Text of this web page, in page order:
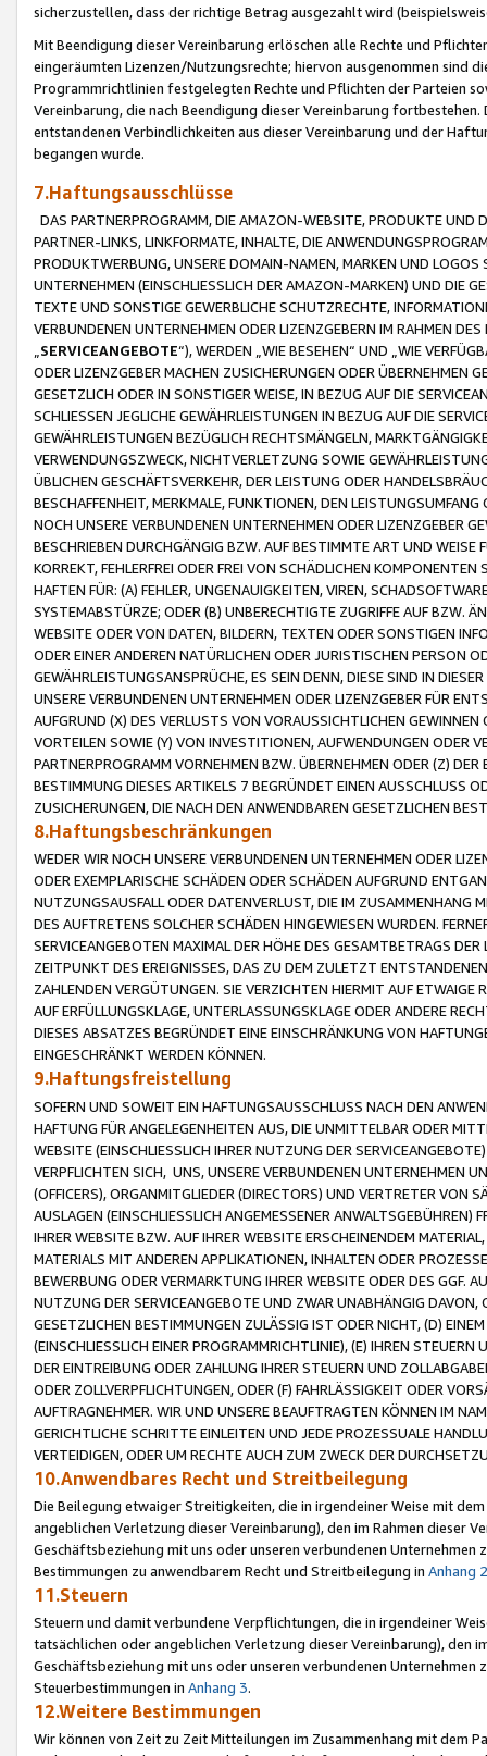
sicherzustellen, dass der richtige Betrag ausgezahlt wird
Mit Beendigung dieser Vereinbarung erlöschen alle Rechte und
eingeräumten Lizenzen/Nutzungsrechte; hiervon ausgenommen sind
Programmrichtlinien festgelegten Rechte und Pflichten der Parteien
Vereinbarung, die nach Beendigung dieser Vereinbarung
entstandenen Verbindlichkeiten aus dieser Vereinbarung und der
begangen wurde.
7.Haftungsausschlüsse
DAS PARTNERPROGRAMM, DIE AMAZON-WEBSITE, PRODUKTE UND
PARTNER-LINKS, LINKFORMATE, INHALTE, DIE
PRODUKTWERBUNG, UNSERE DOMAIN-NAMEN, MARKEN UND
UNTERNEHMEN (EINSCHLIESSLICH DER AMAZON-MARKEN) UND DIE
TEXTE UND SONSTIGE GEWERBLICHE SCHUTZRECHTE,
VERBUNDENEN UNTERNEHMEN ODER LIZENZGEBERN IM RAHMEN
SERVICEANGEBOTE“), WERDEN „WIE BESEHEN“ UND „WIE
ODER LIZENZGEBER MACHEN ZUSICHERUNGEN ODER ÜBERNEHMEN
GESETZLICH ODER IN SONSTIGER WEISE, IN BEZUG AUF DIE
SCHLIESSEN JEGLICHE GEWÄHRLEISTUNGEN IN BEZUG AUF DIE
GEWÄHRLEISTUNGEN BEZÜGLICH RECHTSMÄNGELN,
VERWENDUNGSZWECK, NICHTVERLETZUNG SOWIE
ÜBLICHEN GESCHÄFTSVERKEHR, DER LEISTUNG ODER
BESCHAFFENHEIT, MERKMALE, FUNKTIONEN, DEN
NOCH UNSERE VERBUNDENEN UNTERNEHMEN ODER LIZENZGEBER
BESCHRIEBEN DURCHGÄNGIG BZW. AUF BESTIMMTE ART UND
KORREKT, FEHLERFREI ODER FREI VON SCHÄDLICHEN
HAFTEN FÜR: (A) FEHLER, UNGENAUIGKEITEN, VIREN,
SYSTEMABSTÜRZE; ODER (B) UNBERECHTIGTE ZUGRIFFE AUF BZW.
WEBSITE ODER VON DATEN, BILDERN, TEXTEN ODER SONSTIGEN
ODER EINER ANDEREN NATÜRLICHEN ODER JURISTISCHEN PERSON
GEWÄHRLEISTUNGSANSPRÜCHE, ES SEIN DENN, DIESE SIND IN
UNSERE VERBUNDENEN UNTERNEHMEN ODER LIZENZGEBER FÜR
AUFGRUND (X) DES VERLUSTS VON VORAUSSICHTLICHEN
VORTEILEN SOWIE (Y) VON INVESTITIONEN, AUFWENDUNGEN ODER
PARTNERPROGRAMM VORNEHMEN BZW. ÜBERNEHMEN ODER (Z)
BESTIMMUNG DIESES ARTIKELS 7 BEGRÜNDET EINEN AUSSCHLUSS
ZUSICHERUNGEN, DIE NACH DEN ANWENDBAREN GESETZLICHEN
8.Haftungsbeschränkungen
WEDER WIR NOCH UNSERE VERBUNDENEN UNTERNEHMEN ODER
ODER EXEMPLARISCHE SCHÄDEN ODER SCHÄDEN AUFGRUND
NUTZUNGSAUSFALL ODER DATENVERLUST, DIE IM ZUSAMMENHANG
DES AUFTRETENS SOLCHER SCHÄDEN HINGEWIESEN WURDEN.
SERVICEANGEBOTEN MAXIMAL DER HÖHE DES GESAMTBETRAGS
ZEITPUNKT DES EREIGNISSES, DAS ZU DEM ZULETZT
ZAHLENDEN VERGÜTUNGEN. SIE VERZICHTEN HIERMIT AUF
AUF ERFÜLLUNGSKLAGE, UNTERLASSUNGSKLAGE ODER ANDERE
DIESES ABSATZES BEGRÜNDET EINE EINSCHRÄNKUNG VON
EINGESCHRÄNKT WERDEN KÖNNEN.
9.Haftungsfreistellung
SOFERN UND SOWEIT EIN HAFTUNGSAUSSCHLUSS NACH DEN
HAFTUNG FÜR ANGELEGENHEITEN AUS, DIE UNMITTELBAR ODER
WEBSITE (EINSCHLIESSLICH IHRER NUTZUNG DER
VERPFLICHTEN SICH, UNS, UNSERE VERBUNDENEN UNTERNEHMEN
(OFFICERS), ORGANMITGLIEDER (DIRECTORS) UND VERTRETER VON
AUSLAGEN (EINSCHLIESSLICH ANGEMESSENER
IHRER WEBSITE BZW. AUF IHRER WEBSITE ERSCHEINENDEM
MATERIALS MIT ANDEREN APPLIKATIONEN, INHALTEN ODER
BEWERBUNG ODER VERMARKTUNG IHRER WEBSITE ODER DES GGF.
NUTZUNG DER SERVICEANGEBOTE UND ZWAR UNABHÄNGIG
GESETZLICHEN BESTIMMUNGEN ZULÄSSIG IST ODER NICHT, (D)
(EINSCHLIESSLICH EINER PROGRAMMRICHTLINIE), (E) IHREN
DER EINTREIBUNG ODER ZAHLUNG IHRER STEUERN UND
ODER ZOLLVERPFLICHTUNGEN, ODER (F) FAHRLÄSSIGKEIT ODER
AUFTRAGNEHMER. WIR UND UNSERE BEAUFTRAGTEN KÖNNEN IM
GERICHTLICHE SCHRITTE EINLEITEN UND JEDE PROZESSUALE
VERTEIDIGEN, ODER UM RECHTE AUCH ZUM ZWECK DER
10.Anwendbares Recht und Streitbeilegung
Die Beilegung etwaiger Streitigkeiten, die in irgendeiner Weise mit
angeblichen Verletzung dieser Vereinbarung), den im Rahmen dieser
Geschäftsbeziehung mit uns oder unseren verbundenen
Bestimmungen zu anwendbarem Recht und Streitbeilegung in Anhang 2
11.Steuern
Steuern und damit verbundene Verpflichtungen, die in irgendeiner
tatsächlichen oder angeblichen Verletzung dieser Vereinbarung), den
Geschäftsbeziehung mit uns oder unseren verbundenen
Steuerbestimmungen in Anhang 3.
12.Weitere Bestimmungen
Wir können von Zeit zu Zeit Mitteilungen im Zusammenhang mit dem